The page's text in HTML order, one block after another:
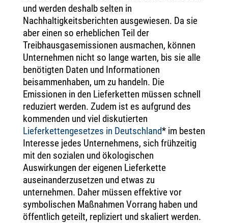
und werden deshalb selten in
Nachhaltigkeitsberichten ausgewiesen. Da sie
aber einen so erheblichen Teil der
Treibhausgasemissionen ausmachen, können
Unternehmen nicht so lange warten, bis sie alle
benötigten Daten und Informationen
beisammenhaben, um zu handeln. Die
Emissionen in den Lieferketten müssen schnell
reduziert werden. Zudem ist es aufgrund des
kommenden und viel diskutierten
Lieferkettengesetzes in Deutschland* im besten
Interesse jedes Unternehmens, sich frühzeitig
mit den sozialen und ökologischen
Auswirkungen der eigenen Lieferkette
auseinanderzusetzen und etwas zu
unternehmen. Daher müssen effektive vor
symbolischen Maßnahmen Vorrang haben und
öffentlich geteilt, repliziert und skaliert werden.